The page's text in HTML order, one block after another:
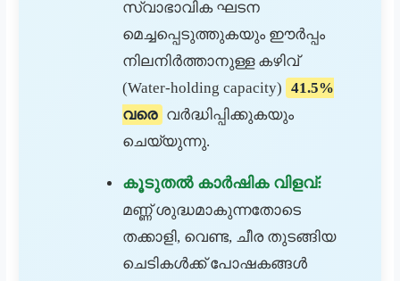
സ്വാഭാവിക ഘടന
മെച്ചപ്പെടുത്തുകയും ഈർപ്പം
നിലനിർത്താനുള്ള കഴിവ്
(Water-holding capacity) 41.5%
വരെ വർദ്ധിപ്പിക്കുകയും
ചെയ്യുന്നു.
കൂടുതൽ കാർഷിക വിളവ്:
മണ്ണ് ശുദ്ധമാകുന്നതോടെ
തക്കാളി, വെണ്ട, ചീര തുടങ്ങിയ
ചെടികൾക്ക് പോഷകങ്ങൾ